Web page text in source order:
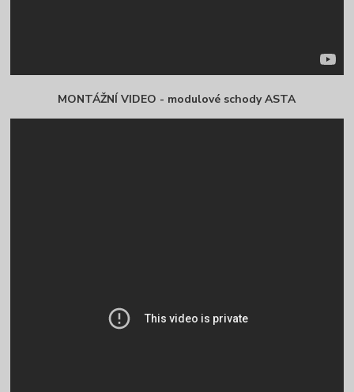
MONTÁŽNÍ VIDEO - modulové schody ASTA